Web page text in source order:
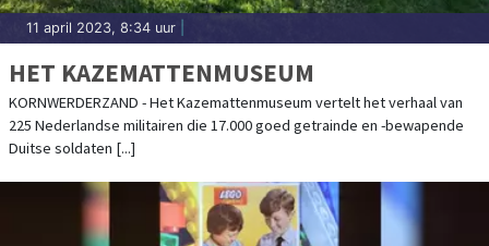
11 april 2023, 8:34 uur
HET KAZEMATTENMUSEUM
KORNWERDERZAND - Het Kazemattenmuseum vertelt het verhaal van
225 Nederlandse militairen die 17.000 goed getrainde en -bewapende
Duitse soldaten [...]